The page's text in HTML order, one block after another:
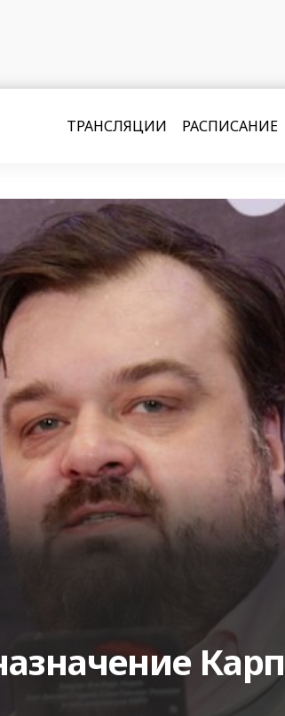
ТРАНСЛЯЦИИ РАСПИСАНИЕ